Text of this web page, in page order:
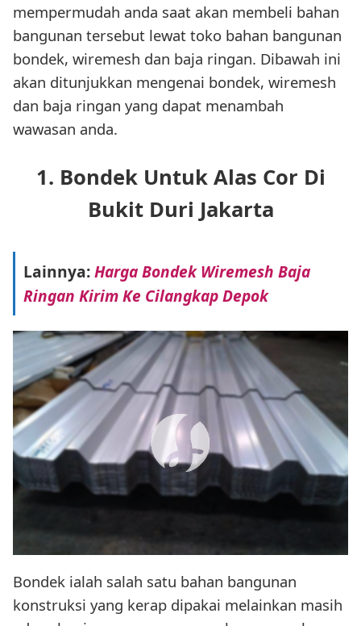
mempermudah anda saat akan membeli bahan
bangunan tersebut lewat toko bahan bangunan
bondek, wiremesh dan baja ringan. Dibawah ini
akan ditunjukkan mengenai bondek, wiremesh
dan baja ringan yang dapat menambah
wawasan anda.
1. Bondek Untuk Alas Cor Di
Bukit Duri Jakarta
Lainnya:Harga Bondek Wiremesh Baja
Ringan Kirim Ke Cilangkap Depok
Bondek ialah salah satu bahan bangunan
konstruksi yang kerap dipakai melainkan masih